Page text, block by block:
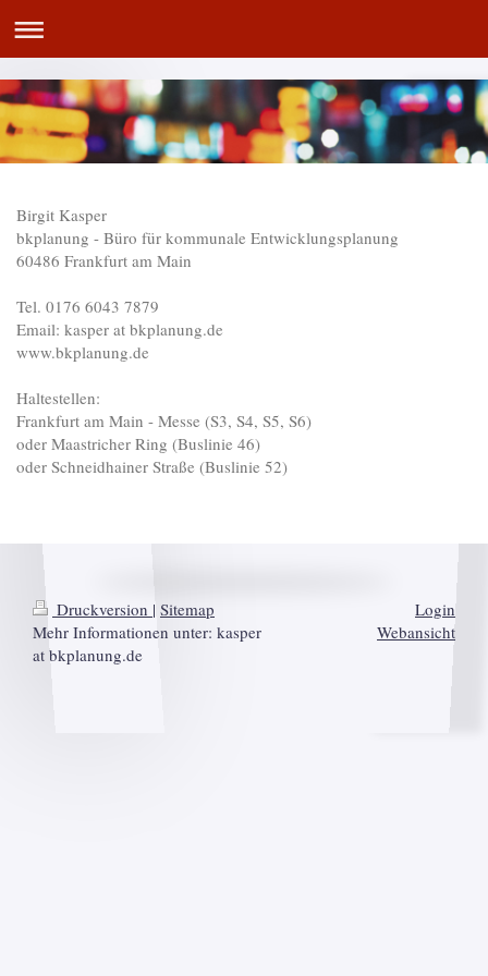
Birgit Kasper
bkplanung - Büro für kommunale Entwicklungsplanung
60486 Frankfurt am Main
Tel. 0176 6043 7879
Email: kasper at bkplanung.de
www.bkplanung.de
Haltestellen:
Frankfurt am Main - Messe (S3, S4, S5, S6)
oder Maastricher Ring (Buslinie 46)
oder Schneidhainer Straße (Buslinie 52)
Druckversion | Sitemap
Mehr Informationen unter: kasper
at bkplanung.de
Login
Webansicht